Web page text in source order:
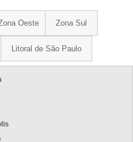
Oeste Zona Sul
Litoral de São Paulo